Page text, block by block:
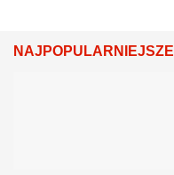
NAJPOPULARNIEJSZE